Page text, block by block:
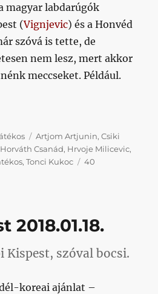
magyar labdarúgók
(Vignjevic) és a Honvéd
szóvá is tette, de
nem lesz, mert akkor
meccseket. Például.
volt annyi próbázónk
Címke
Artjom Artjunin,Csiki
Horváth Csanád, Hrvoje Milicevic,
,Tonci Kukoc
40
2018.01.18.
Kispest, szóval bocsi.
koreai ajánlat –